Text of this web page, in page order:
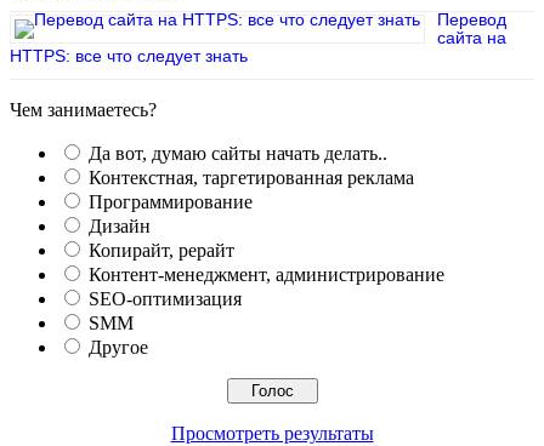
Перевод
сайта на
HTTPS: все что следует знать
Чем занимаетесь?
Да вот, думаю сайты начать делать..
Контекстная, таргетированная реклама
Программирование
Дизайн
Копирайт, рерайт
Контент-менеджмент, администрирование
SEO-оптимизация
SMM
Другое
Просмотреть результаты